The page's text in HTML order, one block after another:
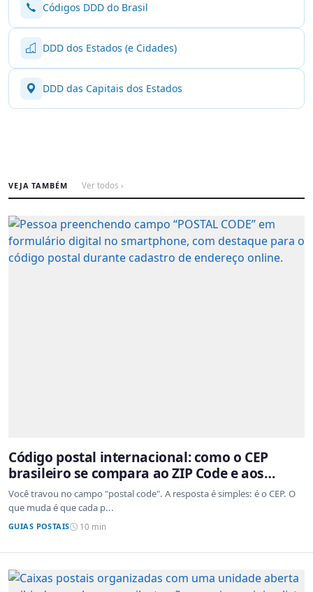
Códigos DDD do Brasil
DDD dos Estados (e Cidades)
DDD das Capitais dos Estados
VEJA TAMBÉM Ver todos ›
Código postal internacional: como o CEP
brasileiro se compara ao ZIP Code e aos
sistemas de outros países
Você travou no campo "postal code". A resposta é simples: é o CEP. O
que muda é que cada p...
GUIAS POSTAIS 10 min